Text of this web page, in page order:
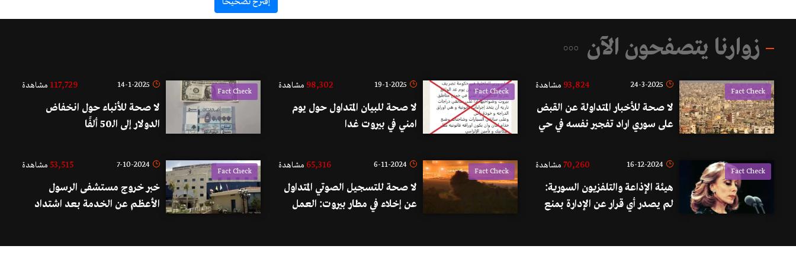
زوارنا يتصفحون الآن
Fact Check
24-3-2025
93,824 مشاهدة
لا صحة للأخبار المتداولة عن القبض
على سوري اراد تفجير نفسه في حي
Fact Check
19-1-2025
98,302 مشاهدة
لا صحة للبيان المتداول حول يوم
امني في بيروت غدا
Fact Check
14-1-2025
117,729 مشاهدة
لا صحة للأنباء حول انخفاض
الدولار إلى الـ50 ألفًا
Fact Check
16-12-2024
70,260 مشاهدة
هيئة الإذاعة والتلفزيون السورية:
لم يصدر أي قرار عن الإدارة بمنع
Fact Check
6-11-2024
65,316 مشاهدة
لا صحة للتسجيل الصوتي المتداول
عن إخلاء في مطار بيروت: العمل
Fact Check
7-10-2024
53,515 مشاهدة
خبر خروج مستشفى الرسول
الأعظم عن الخدمة بعد اشتداد